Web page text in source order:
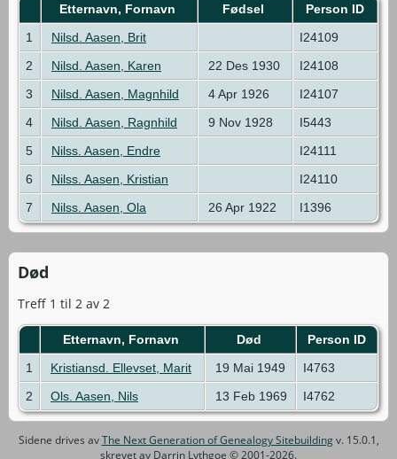
Etternavn, Fornavn Fødsel
Person ID
1
Nilsd. Aasen, Brit
I24109
2
Nilsd. Aasen, Karen 22 Des 1930
I24108
3
Nilsd. Aasen, Magnhild 4 Apr 1926
I24107
4
Nilsd. Aasen, Ragnhild 9 Nov 1928
I5443
5
Nilss. Aasen, Endre
I24111
6
Nilss. Aasen, Kristian
I24110
7
Nilss. Aasen, Ola 26 Apr 1922 I1396
Død
Treff 1 til 2 av 2
Etternavn, Fornavn Død
Person ID
1
Kristiansd. Ellevset, Marit 19 Mai 1949
I4763
2
Ols. Aasen, Nils 13 Feb 1969 I4762
Sidene drives avThe Next Generation of Genealogy Sitebuildingv. 15.0.1,
skrevet av Darrin Lythgoe © 2001-2026.